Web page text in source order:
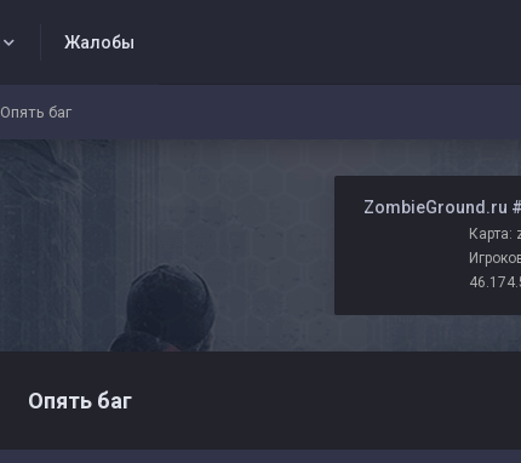
Жалобы
Опять баг
ZombieGround.ru
Опять баг